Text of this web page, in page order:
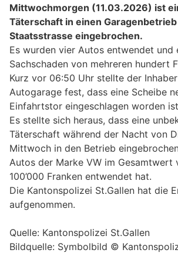
Mittwochmorgen (11.03.2026) ist
Täterschaft in einen
Staatsstrasse eingebrochen.
Es wurden vier Autos entwendet und
Sachschaden von mehreren hundert
Kurz vor 06:50 Uhr stellte der
Autogarage fest, dass eine Scheibe
Einfahrtstor eingeschlagen worden
Es stellte sich heraus, dass eine
Täterschaft während der Nacht von
Mittwoch in den Betrieb
Autos der Marke VW im Gesamtwert
100’000 Franken entwendet hat.
Die Kantonspolizei St.Gallen hat die
aufgenommen.
Quelle: Kantonspolizei St.Gallen
Bildquelle: Symbolbild ©